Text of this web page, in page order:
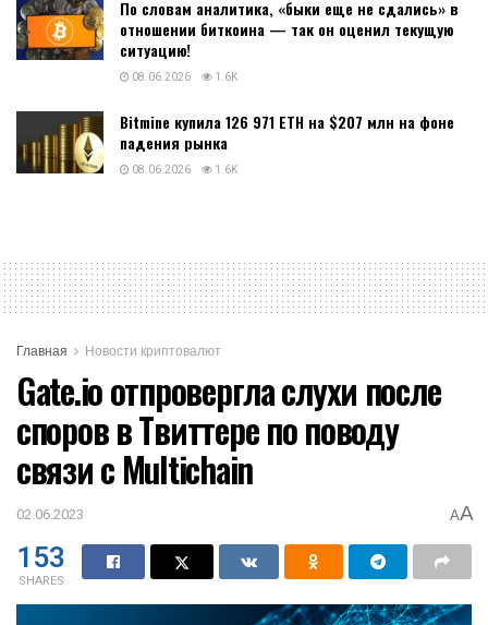
По словам аналитика, «быки еще не сдались» в
отношении биткоина — так он оценил текущую
ситуацию!
08.06.2026 1.6K
Bitmine купила 126 971 ETH на $207 млн на фоне
падения рынка
08.06.2026 1.6K
Главная Новости криптовалют
Gate.io отпровергла слухи после
споров в Твиттере по поводу
связи с Multichain
02.06.2023 AA
153
SHARES